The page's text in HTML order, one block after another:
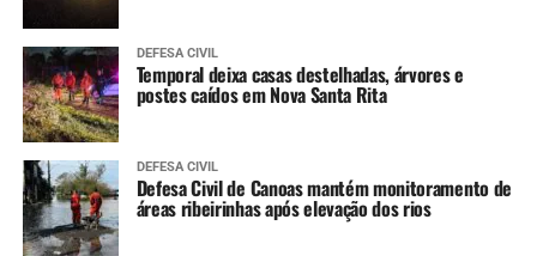
DEFESA CIVIL
Temporal deixa casas destelhadas, árvores e
postes caídos em Nova Santa Rita
DEFESA CIVIL
Defesa Civil de Canoas mantém monitoramento de
áreas ribeirinhas após elevação dos rios